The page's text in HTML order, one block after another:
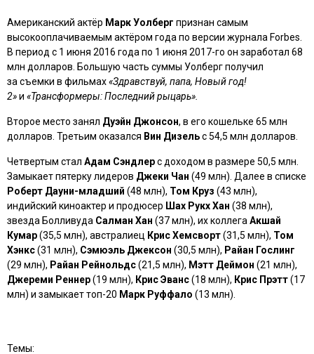
Американский актёр Марк Уолберг признан самым
высокооплачиваемым актёром года по версии журнала Forbes.
В период с 1 июня 2016 года по 1 июня 2017-го он заработал 68
млн долларов. Большую часть суммы Уолберг получил
за съемки в фильмах«Здравствуй, папа, Новый год!
2»и «Трансформеры: Последний рыцарь».
Второе место занял Дуэйн Джонсон, в его кошельке 65 млн
долларов. Третьим оказался Вин Дизельс 54,5 млн долларов.
Четвертым стал Адам Сэндлерс доходом в размере 50,5 млн.
Замыкает пятерку лидеров Джеки Чан (49 млн). Далее в списке
Роберт Дауни-младший (48 млн), Том Круз (43 млн),
индийский киноактер и продюсер Шах Рукх Хан (38 млн),
звезда Болливуда Салман Хан (37 млн), их коллега Акшай
Кумар(35,5 млн), австралиец Крис Хемсворт(31,5 млн), Том
Хэнкс(31 млн), Сэмюэль Джексон (30,5 млн), Райан Гослинг
(29 млн), Райан Рейнольдс(21,5 млн), Мэтт Деймон (21 млн),
Джереми Реннер(19 млн), Крис Эванс(18 млн), Крис Прэтт(17
млн) и замыкает топ-20 Марк Руффало (13 млн).
Темы: